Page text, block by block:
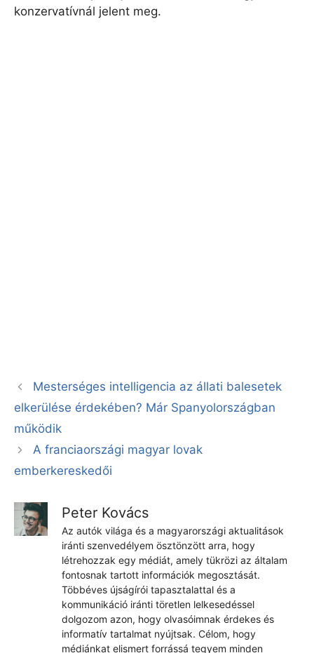
konzervatívnál jelent meg.
Mesterséges intelligencia az állati balesetek
elkerülése érdekében? Már Spanyolországban
működik
A franciaországi magyar lovak
emberkereskedői
Peter Kovács
Az autók világa és a magyarországi aktualitások
iránti szenvedélyem ösztönzött arra, hogy
létrehozzak egy médiát, amely tükrözi az általam
fontosnak tartott információk megosztását.
Többéves újságírói tapasztalattal és a
kommunikáció iránti töretlen lelkesedéssel
dolgozom azon, hogy olvasóimnak érdekes és
informatív tartalmat nyújtsak. Célom, hogy
médiánkat elismert forrássá tegyem minden